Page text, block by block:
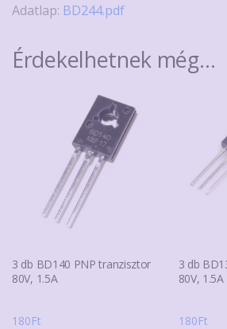
Adatlap: BD244.pdf
Érdekelhetnek még…
3 db BD140 PNP tranzisztor
80V, 1.5A
180Ft
3 db
80V, 1.5A
180Ft